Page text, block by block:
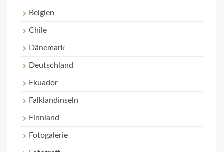
Belgien
Chile
Dänemark
Deutschland
Ekuador
Falklandinseln
Finnland
Fotogalerie